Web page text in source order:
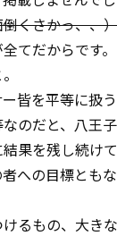
くさかっ、、）
てだからです。
皆を平等に扱
のだと、八王
果を残し続け
への目標ともな
るもの、大き